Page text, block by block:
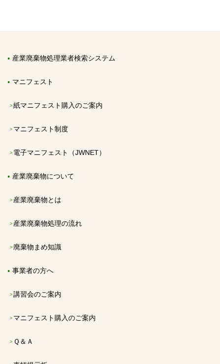
産業廃棄物処理業者検索システム
マニフェスト
紙マニフェスト購入のご案内
マニフェスト制度
電子マニフェスト（JWNET）
産業廃棄物について
産業廃棄物とは
産業廃棄物処理の流れ
廃棄物まめ知識
事業者の方へ
講習会のご案内
マニフェスト購入のご案内
Ｑ＆Ａ